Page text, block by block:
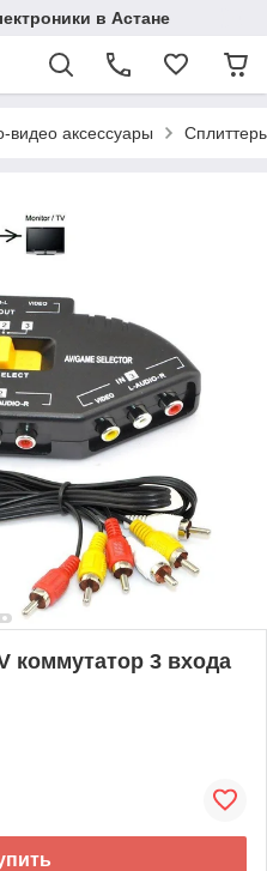
в Астане
видео аксессуары
коммутатор 3 входа